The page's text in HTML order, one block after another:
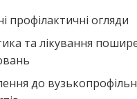
профілактичні огляди
та лікування
до